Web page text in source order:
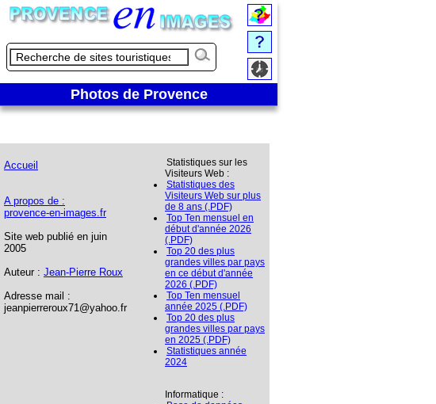
Photos de Provence
Accueil
A propos de :
provence-en-images.fr
Site web publié en juin
2005
Auteur : Jean-Pierre Roux
Adresse mail :
jeanpierreroux71@yahoo.fr
Statistiques sur les
Visiteurs Web :
Statistiques des
Visiteurs Web sur plus
de 8 ans (.PDF)
Top Ten mensuel en
début d'année 2026
(.PDF)
Top 20 des plus
grandes villes par pays
en ce début d'année
2026 (.PDF)
Top Ten mensuel
année 2025 (.PDF)
Top 20 des plus
grandes villes par pays
en 2025 (.PDF)
Statistiques année
2024
Informatique :